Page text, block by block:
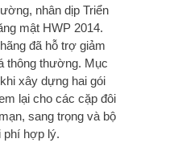
nhân dịp Triển
mật HWP 2014.
đã hỗ trợ giảm
thông thường. Mục
xây dựng hai gói
lại cho các cặp đôi
sang trọng và bộ
hợp lý.